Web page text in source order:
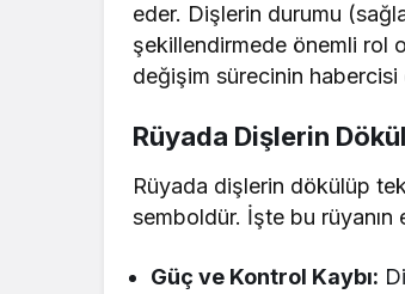
eder. Dişlerin durumu
şekillendirmede önemli rol
değişim sürecinin habercisi
Rüyada Dişlerin
Rüyada dişlerin dökülüp
semboldür. İşte bu rüyanın
Güç ve Kontrol Kaybı: